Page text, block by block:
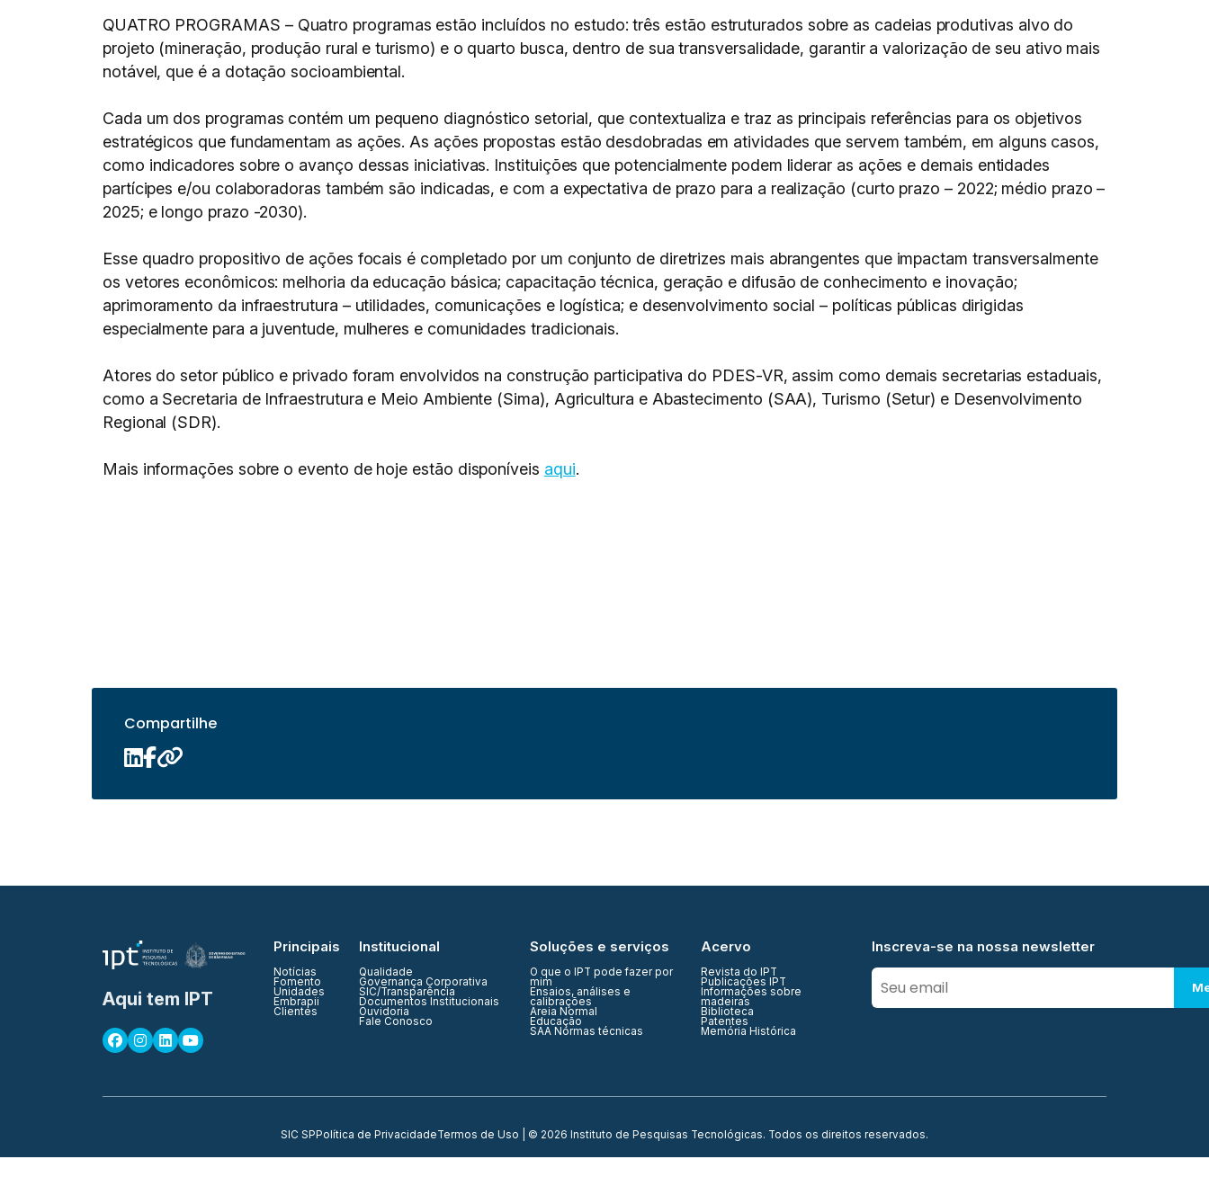
QUATRO PROGRAMAS – Quatro programas estão incluídos no estudo: três estão estruturados sobre as cadeias produtivas alvo do
projeto (mineração, produção rural e turismo) e o quarto busca, dentro de sua transversalidade, garantir a valorização de seu ativo mais
notável, que é a dotação socioambiental.
Cada um dos programas contém um pequeno diagnóstico setorial, que contextualiza e traz as principais referências para os objetivos
estratégicos que fundamentam as ações. As ações propostas estão desdobradas em atividades que servem também, em alguns casos,
como indicadores sobre o avanço dessas iniciativas. Instituições que potencialmente podem liderar as ações e demais entidades
partícipes e/ou colaboradoras também são indicadas, e com a expectativa de prazo para a realização (curto prazo – 2022; médio prazo –
2025; e longo prazo -2030).
Esse quadro propositivo de ações focais é completado por um conjunto de diretrizes mais abrangentes que impactam transversalmente
os vetores econômicos: melhoria da educação básica; capacitação técnica, geração e difusão de conhecimento e inovação;
aprimoramento da infraestrutura – utilidades, comunicações e logística; e desenvolvimento social – políticas públicas dirigidas
especialmente para a juventude, mulheres e comunidades tradicionais.
Atores do setor público e privado foram envolvidos na construção participativa do PDES-VR, assim como demais secretarias estaduais,
como a Secretaria de Infraestrutura e Meio Ambiente (Sima), Agricultura e Abastecimento (SAA), Turismo (Setur) e Desenvolvimento
Regional (SDR).
Mais informações sobre o evento de hoje estão disponíveis aqui.
Compartilhe
Aqui tem IPT
Principais
Notícias
Fomento
Unidades
Embrapii
Clientes
Institucional
Qualidade
Governança Corporativa
SIC/Transparência
Documentos Institucionais
Ouvidoria
Fale Conosco
Soluções e serviços
O que o IPT pode fazer por
mim
Ensaios, análises e
calibrações
Areia Normal
Educação
SAA Normas técnicas
Acervo
Revista do IPT
Publicações IPT
Informações sobre
madeiras
Biblioteca
Patentes
Memória Histórica
Inscreva-se na nossa newsletter
SIC SPPolítica de PrivacidadeTermos de Uso | © 2026 Instituto de Pesquisas Tecnológicas. Todos os direitos reservados.